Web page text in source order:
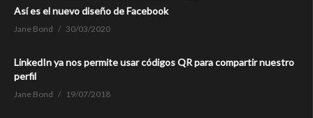
Así es el nuevo diseño de Facebook
Jane Bond 30/03/2020
LinkedIn ya nos permite usar códigos QR para compartir nuestro
perfil
Jane Bond 19/07/2018